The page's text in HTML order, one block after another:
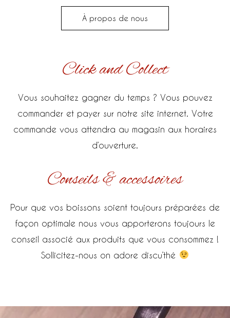
À propos de nous
Click and Collect
Vous souhaitez gagner du temps ? Vous pouvez
commander et payer sur notre site internet. Votre
commande vous attendra au magasin aux horaires
d’ouverture.
Conseils & accessoires
Pour que vos boissons soient toujours préparées de
façon optimale nous vous apporterons toujours le
conseil associé aux produits que vous consommez !
Sollicitez-nous on adore discu’thé